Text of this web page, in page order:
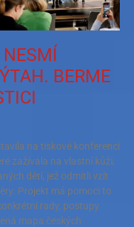
BERME
na tiskové konferenci
zažívala na vlastní kůži,
dětí, jež odmítli vzít
Projekt má pomoci to
rady, postupy
mapa českých